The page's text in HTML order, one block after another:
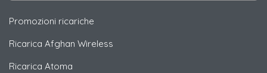
Promozioni ricariche
Ricarica Afghan Wireless
Ricarica Atoma